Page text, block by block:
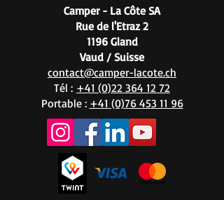
Camper - La Côte SA
Rue de l'Etraz 2
1196 Gland
Vaud / Suisse
contact@camper-lacote.ch
Tél : +41 (0)22 364 12 72
Portable : +41 (0)76 453 11 96